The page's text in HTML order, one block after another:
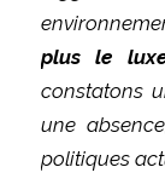
plus le
constatons
une
politiques